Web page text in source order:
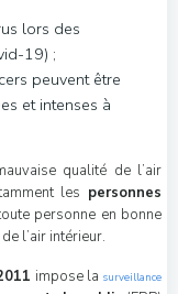
lors des
19) ;
peuvent être
et intenses à
qualité de l’air
les personnes
personne en bonne
l’air intérieur.
impose lasurveillance